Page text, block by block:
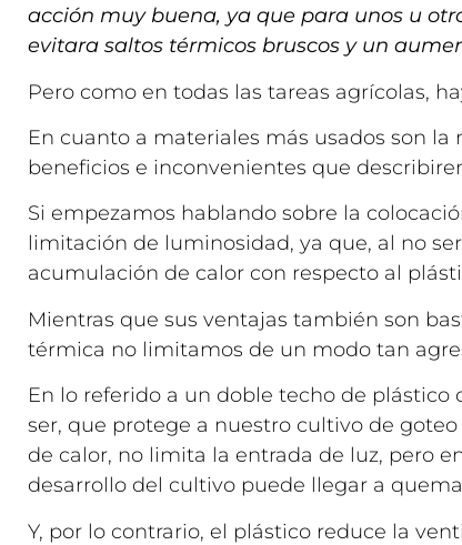
acción muy buena, ya que para unos u
evitara saltos térmicos bruscos y un
Pero como en todas las tareas agrícolas,
En cuanto a materiales más usados son
beneficios e inconvenientes que
Si empezamos hablando sobre la
limitación de luminosidad, ya que, al no
acumulación de calor con respecto al
Mientras que sus ventajas también son
térmica no limitamos de un modo tan
En lo referido a un doble techo de
ser, que protege a nuestro cultivo de
de calor, no limita la entrada de luz, pero
desarrollo del cultivo puede llegar a
Y, por lo contrario, el plástico reduce la